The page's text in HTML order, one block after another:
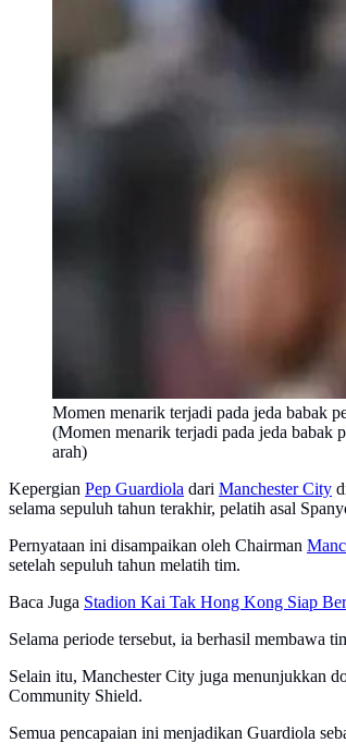
Momen menarik terjadi pada jeda babak
(Momen menarik terjadi pada jeda babak
arah)
Kepergian Pep Guardiola dari Manchester City
selama sepuluh tahun terakhir, pelatih asal
Pernyataan ini disampaikan oleh Chairman
setelah sepuluh tahun melatih tim.
Baca Juga Stadion Kai Tak Hong Kong Siap
Selama periode tersebut, ia berhasil membawa
Selain itu, Manchester City juga menunjukkan
Community Shield.
Semua pencapaian ini menjadikan Guardiola